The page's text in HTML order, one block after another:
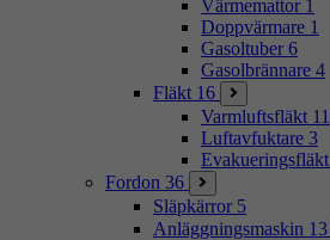
Värmemattor 1
Doppvärmare 1
Gasoltuber 6
Gasolbrännare 4
Fläkt 16
Varmluftsfläkt 11
Luftavfuktare 3
Evakueringsfläkt
Fordon 36
Släpkärror 5
Anläggningsmaskin 13